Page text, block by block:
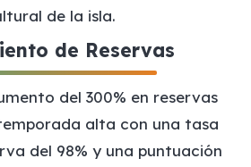
de la isla.
de Reservas
del 300% en reservas
alta con una tasa
del 98% y una puntuación